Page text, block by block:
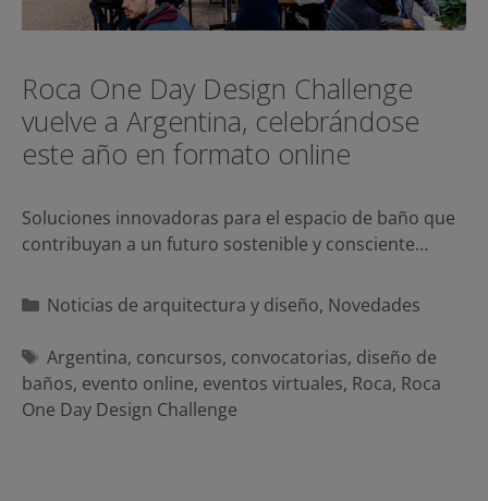
Roca One Day Design Challenge
vuelve a Argentina, celebrándose
este año en formato online
Soluciones innovadoras para el espacio de baño que
contribuyan a un futuro sostenible y consciente…
Categorías
Noticias de arquitectura y diseño, Novedades
Etiquetas
Argentina, concursos, convocatorias, diseño de
baños, evento online, eventos virtuales, Roca, Roca
One Day Design Challenge